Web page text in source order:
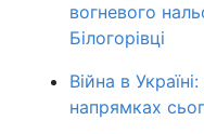
вогневого
Білогорівці
Війна в
напрямках